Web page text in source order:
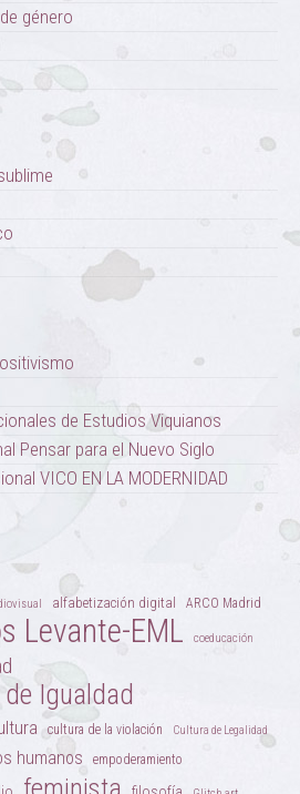
género
de Estudios Viquianos
Pensar para el Nuevo Siglo
VICO EN LA MODERNIDAD
alfabetización digital ARCO Madrid
Levante-EML coeducación
Igualdad
cultura de la violación Cultura de Legalidad
humanos empoderamiento